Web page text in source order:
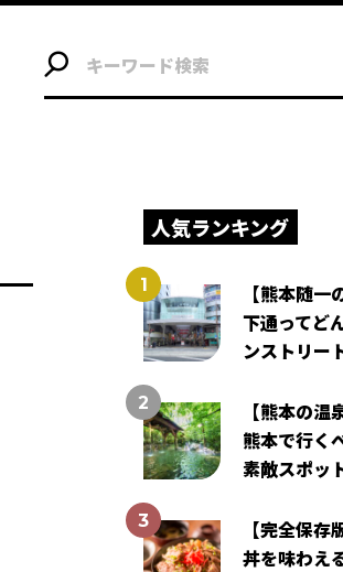
人気ランキング
【熊本随一
下通ってど
ンストリー
【熊本の温
熊本で行く
素敵スポッ
【完全保
丼を味わえ